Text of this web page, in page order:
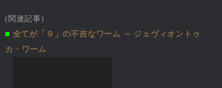
(関連記事)
■ 全てが「９」の不吉なワーム ～ ジェヴィオントゥ
カ・ワーム